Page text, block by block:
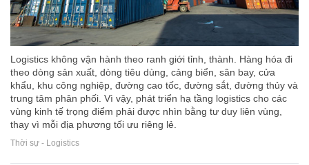
Logistics không vận hành theo ranh giới tỉnh, thành. Hàng hóa đi
theo dòng sản xuất, dòng tiêu dùng, cảng biển, sân bay, cửa
khẩu, khu công nghiệp, đường cao tốc, đường sắt, đường thủy và
trung tâm phân phối. Vì vậy, phát triển hạ tầng logistics cho các
vùng kinh tế trọng điểm phải được nhìn bằng tư duy liên vùng,
thay vì mỗi địa phương tối ưu riêng lẻ.
Thời sự - Logistics